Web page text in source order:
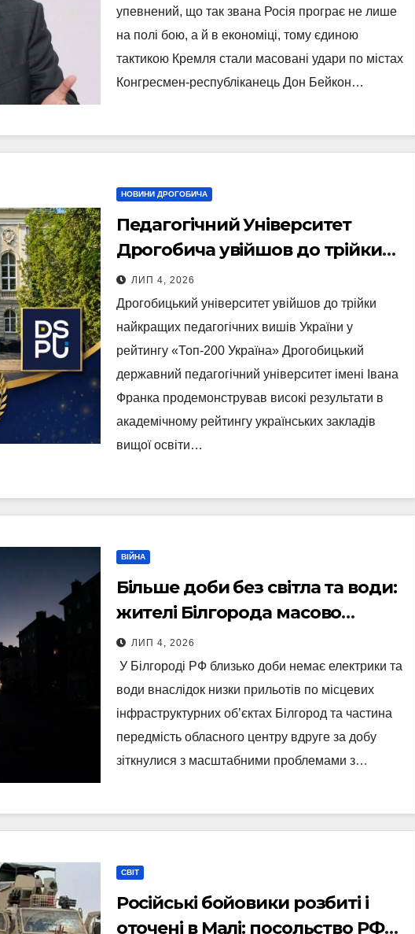
упевнений, що так звана Росія програє не лише
на полі бою, а й в економіці, тому єдиною
тактикою Кремля стали масовані удари по містах
Конгресмен-республіканець Дон Бейкон…
НОВИНИ ДРОГОБИЧА
Педагогічний Університет
Дрогобича увійшов до трійки
найкращих
ЛИП 4, 2026
Дрогобицький університет увійшов до трійки
найкращих педагогічних вишів України у
рейтингу «Топ-200 Україна» Дрогобицький
державний педагогічний університет імені Івана
Франка продемонстрував високі результати в
академічному рейтингу українських закладів
вищої освіти…
ВІЙНА
Більше доби без світла та води:
жителі Білгорода масово
скаржаться
ЛИП 4, 2026
У Білгороді РФ близько доби немає електрики та
води внаслідок низки прильотів по місцевих
інфраструктурних об’єктах Білгород та частина
передмість обласного центру вдруге за добу
зіткнулися з масштабними проблемами з…
СВІТ
Російські бойовики розбиті і
оточені в Малі: посольство РФ